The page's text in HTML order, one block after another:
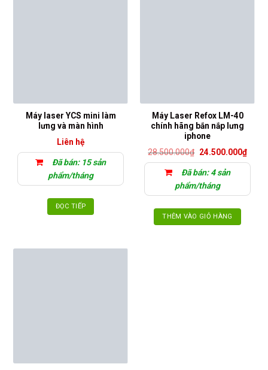
Máy laser YCS mini làm
lưng và màn hình
Liên hệ
Đã bán: 15 sản
phẩm/tháng
ĐỌC TIẾP
Máy Laser Refox LM-40
chính hãng bắn nắp lưng
iphone
28.500.000₫ Giá
là:
28.500.000₫.
24.500.000₫Giá
hiện
tại
Đã bán: 4 sản
phẩm/tháng
THÊM VÀO GIỎ HÀNG